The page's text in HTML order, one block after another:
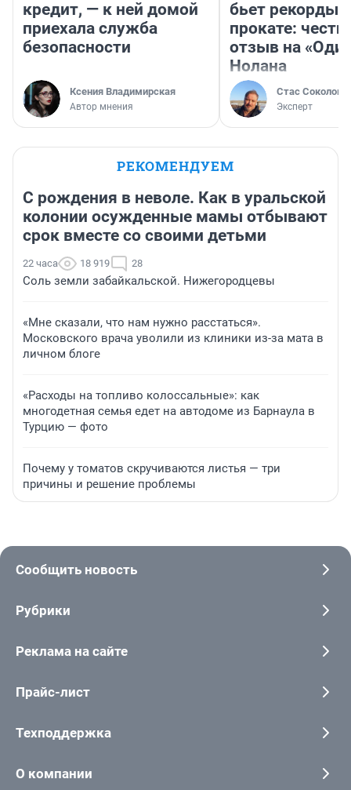
кредит, — к ней домой
приехала служба
безопасности
Ксения Владимирская
Автор мнения
бьет рекорды в
прокате:
отзыв на
Нолана
Стас Соколов
Эксперт
РЕКОМЕНДУЕМ
С рождения в неволе. Как в уральской
колонии осужденные мамы отбывают
срок вместе со своими детьми
22 часа 18 919 28
Соль земли забайкальской. Нижегородцевы
«Мне сказали, что нам нужно расстаться».
Московского врача уволили из клиники из-за мата в
личном блоге
«Расходы на топливо колоссальные»: как
многодетная семья едет на автодоме из Барнаула в
Турцию — фото
Почему у томатов скручиваются листья — три
причины и решение проблемы
Сообщить новость
Рубрики
Реклама на сайте
Прайс-лист
Техподдержка
О компании